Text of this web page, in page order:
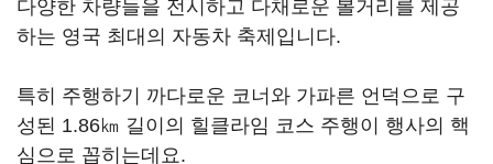
다양한 차량들을 전시하고 다채로운 볼거리를 제공
하는 영국 최대의 자동차 축제입니다.
특히 주행하기 까다로운 코너와 가파른 언덕으로 구
성된 1.86㎞ 길이의 힐클라임 코스 주행이 행사의 핵
심으로 꼽히는데요.